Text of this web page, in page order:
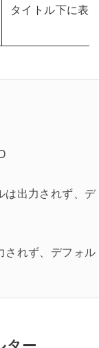
タイトル下に表
は出力されず、デ
されず、デフォル